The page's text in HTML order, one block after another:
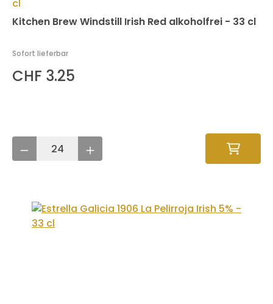
Kitchen Brew Windstill Irish Red alkoholfrei - 33 cl
Sofort lieferbar
CHF 3.25